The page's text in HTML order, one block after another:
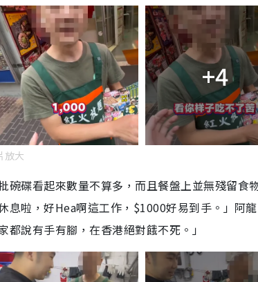
+4
放大
碗碟看起來數量不算多，而且餐盤上並無殘留食
息啦，好Hea啊這工作，$1000好易到手。」阿
說有手有腳，在香港絕對餓不死。」